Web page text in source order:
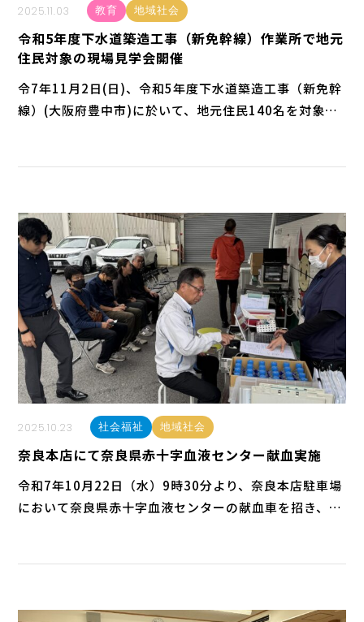
2025.11.03 教育 地域社会
令和5年度下水道築造工事（新免幹線）作業所で地元
住民対象の現場見学会開催
令7年11月2日(日)、令和5年度下水道築造工事（新免幹
線）(大阪府豊中市)に於いて、地元住民140名を対象に
してい
2025.10.23 社会福祉 地域社会
奈良本店にて奈良県赤十字血液センター献血実施
令和7年10月22日（水）9時30分より、奈良本店駐車場
において奈良県赤十字血液センターの献血車を招き、社